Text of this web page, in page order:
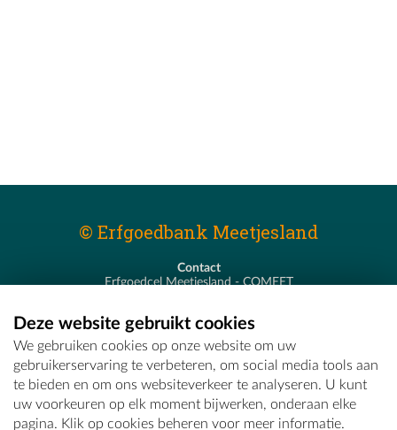
© Erfgoedbank Meetjesland
Contact
Erfgoedcel Meetjesland - COMEET
T - 09 373 75 96
E -erfgoedcel@comeet.be
Deze website gebruikt cookies
We gebruiken cookies op onze website om uw
gebruikerservaring te verbeteren, om social media tools aan
te bieden en om ons websiteverkeer te analyseren. U kunt
uw voorkeuren op elk moment bijwerken, onderaan elke
pagina. Klik op cookies beheren voor meer informatie.